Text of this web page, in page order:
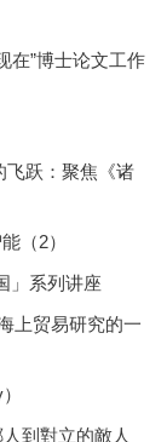
在”博士论文工作
跃：聚焦《诸
（2）
」系列讲座
上贸易研究的一
到對立的敵人